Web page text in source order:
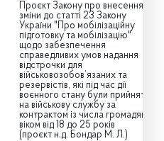
Проєкт Закону про внесення
зміни до статті 23 Закону
України "Про мобілізаційну
підготовку та мобілізацію"
щодо забезпечення
справедливих умов надання
відстрочки для
військовозобов’язаних та
резервістів, які під час дії
воєнного стану були прийняті
на військову службу за
контрактом із числа громадян
віком від 18 до 25 років
(проєкт н.д. Бондар М. Л.)